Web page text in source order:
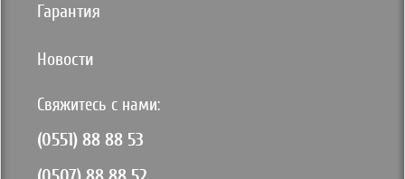
Гарантия
Новости
Свяжитесь с нами:
(0551) 88 88 53